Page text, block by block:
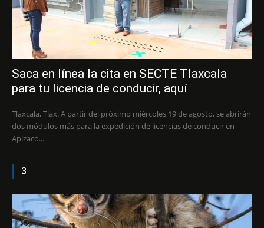
Saca en línea la cita en SECTE Tlaxcala
para tu licencia de conducir, aquí
Tlaxcala, Tlax. A partir del próximo miércoles 19 de agosto, se abrirán
dos módulos más para la expedición de licencias de conducir en
Apizaco...
3